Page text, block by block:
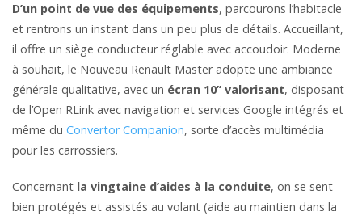
D’un point de vue des équipements, parcourons l’habitacle
et rentrons un instant dans un peu plus de détails. Accueillant,
il offre un siège conducteur réglable avec accoudoir. Moderne
à souhait, le Nouveau Renault Master adopte une ambiance
générale qualitative, avec un écran 10’’ valorisant, disposant
de l’Open RLink avec navigation et services Google intégrés et
même du Convertor Companion, sorte d’accès multimédia
pour les carrossiers.
Concernant la vingtaine d’aides à la conduite, on se sent
bien protégés et assistés au volant (aide au maintien dans la